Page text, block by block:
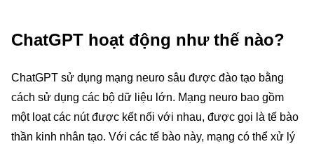
ChatGPT hoạt động như thế nào?
ChatGPT sử dụng mạng neuro sâu được đào tạo bằng
cách sử dụng các bộ dữ liệu lớn. Mạng neuro bao gồm
một loạt các nút được kết nối với nhau, được gọi là tế bào
thần kinh nhân tạo. Với các tế bào này, mạng có thể xử lý